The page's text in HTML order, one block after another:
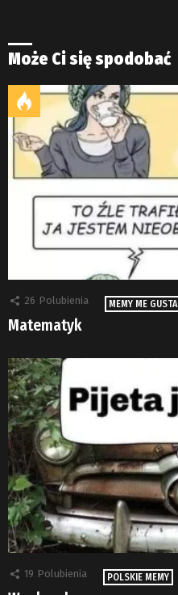
Może Ci się spodobać
26 Polubienia MEMY ME GUSTA
Matematyk
19 Polubienia POLSKIE MEMY